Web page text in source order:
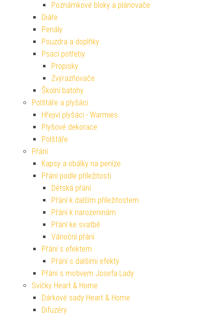
Poznámkové bloky a plánovače
Diáře
Penály
Pouzdra a doplňky
Psací potřeby
Propisky
Zvýrazňovače
Školní batohy
Polštáře a plyšáci
Hřejiví plyšáci - Warmies
Plyšové dekorace
Polštáře
Přání
Kapsy a obálky na peníze
Přání podle příležitosti
Dětská přání
Přání k dalším příležitostem
Přání k narozeninám
Přání ke svatbě
Vánoční přání
Přání s efektem
Přání s dalšími efekty
Přání s motivem Josefa Lady
Svíčky Heart & Home
Dárkové sady Heart & Home
Difuzéry